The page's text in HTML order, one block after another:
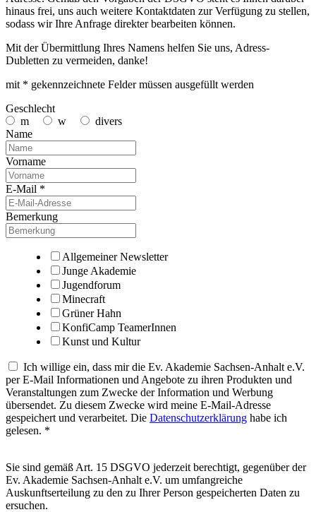
hinaus frei, uns auch weitere Kontaktdaten zur Verfügung zu stellen,
sodass wir Ihre Anfrage direkter bearbeiten können.
Mit der Übermittlung Ihres Namens helfen Sie uns, Adress-
Dubletten zu vermeiden, danke!
mit * gekennzeichnete Felder müssen ausgefüllt werden
Geschlecht
m
w
divers
Name
Vorname
E-Mail *
Bemerkung
Allgemeiner Newsletter
Junge Akademie
Jugendforum
Minecraft
Grüner Hahn
KonfiCamp TeamerInnen
Kunst und Kultur
Ich willige ein, dass mir die Ev. Akademie Sachsen-Anhalt e.V.
per E-Mail Informationen und Angebote zu ihren Produkten und
Veranstaltungen zum Zwecke der Information und Werbung
übersendet. Zu diesem Zwecke wird meine E-Mail-Adresse
gespeichert und verarbeitet. Die Datenschutzerklärung habe ich
gelesen. *
Sie sind gemäß Art. 15 DSGVO jederzeit berechtigt, gegenüber der
Ev. Akademie Sachsen-Anhalt e.V. um umfangreiche
Auskunftserteilung zu den zu Ihrer Person gespeicherten Daten zu
ersuchen.